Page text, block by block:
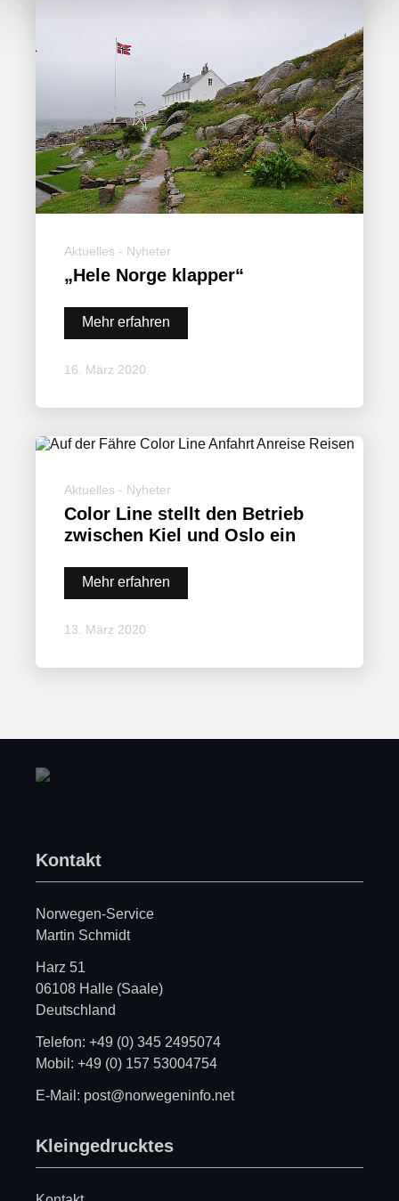
Aktuelles - Nyheter
„Hele Norge klapper“
Mehr erfahren
16. März 2020
Aktuelles - Nyheter
Color Line stellt den Betrieb
zwischen Kiel und Oslo ein
Mehr erfahren
13. März 2020
Kontakt
Norwegen-Service
Martin Schmidt
Harz 51
06108 Halle (Saale)
Deutschland
Telefon: +49 (0) 345 2495074
Mobil: +49 (0) 157 53004754
E-Mail: post@norwegeninfo.net
Kleingedrucktes